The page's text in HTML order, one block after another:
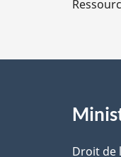
s
l
a
Droit de